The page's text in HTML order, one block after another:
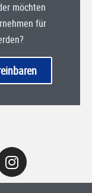
möchten
für